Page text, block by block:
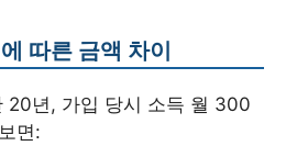
따른 금액 차이
20년, 가입 당시 소득 월 300
면: